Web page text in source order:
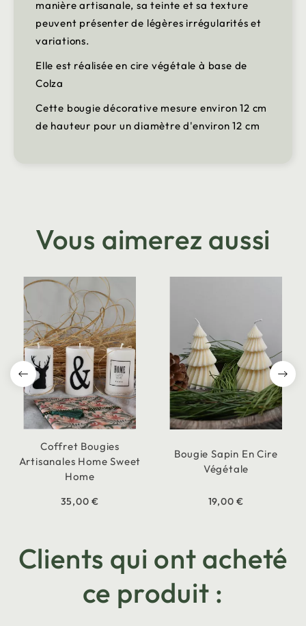
manière artisanale, sa teinte et sa texture
peuvent présenter de légères irrégularités et
variations.
Elle est réalisée en cire végétale à base de
Colza
Cette bougie décorative mesure environ 12 cm
de hauteur pour un diamètre d'environ 12 cm
Vous aimerez aussi
Coffret Bougies
Artisanales Home Sweet
Home
35,00 €
Bougie Sapin En Cire
Végétale
19,00 €
Clients qui ont acheté
ce produit :